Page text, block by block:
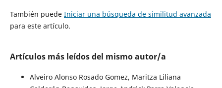
También puede Iniciar una búsqueda de similitud avanzada
para este artículo.
Artículos más leídos del mismo autor/a
Alveiro Alonso Rosado Gomez, Maritza Liliana